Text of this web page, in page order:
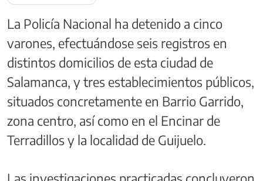
La Policía Nacional ha detenido a cinco
varones, efectuándose seis registros en
distintos domicilios de esta ciudad de
Salamanca, y tres establecimientos públicos,
situados concretamente en Barrio Garrido,
zona centro, así como en el Encinar de
Terradillos y la localidad de Guijuelo.